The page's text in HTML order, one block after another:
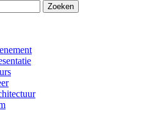
Zoeken